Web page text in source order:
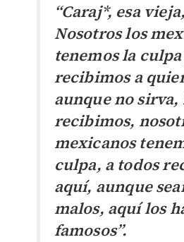
“Caraj*, esa
Nosotros los
tenemos la
recibimos a
aunque no sirva,
recibimos,
mexicanos
culpa, a todos
aquí, aunque
malos, aquí los
famosos”.